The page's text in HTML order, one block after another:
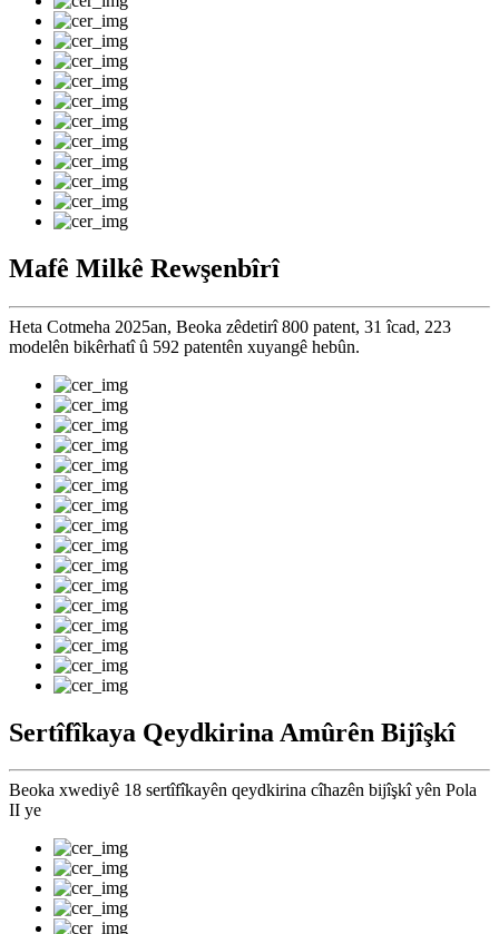
Mafê Milkê Rewşenbîrî
Heta Cotmeha 2025an, Beoka zêdetirî 800 patent, 31 îcad, 223
modelên bikêrhatî û 592 patentên xuyangê hebûn.
Sertîfîkaya Qeydkirina Amûrên Bijîşkî
Beoka xwediyê 18 sertîfîkayên qeydkirina cîhazên bijîşkî yên Pola
II ye